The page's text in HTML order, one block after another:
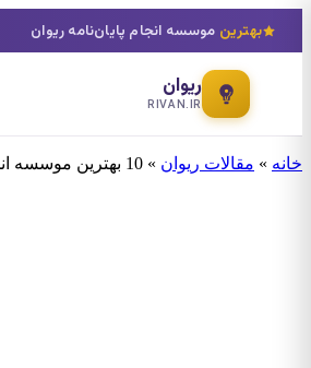
بهترین موسسه انجام پایان‌نامه ریوان
ریوان
RIVAN.IR
خانه » مقالات ریوان » 10 بهترین موسسه انجام پایان نامه رشته علوم زمین گرایش سنجش از دور زمین- شناختی